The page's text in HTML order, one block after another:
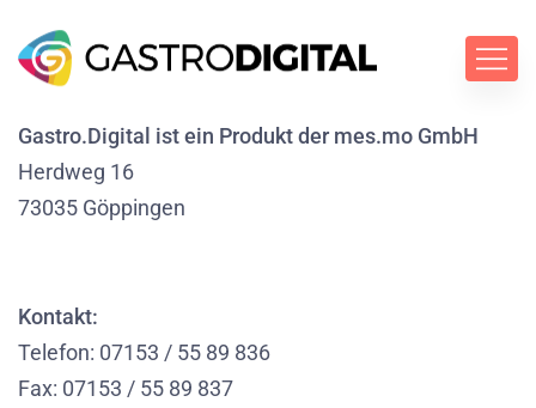
Gastro.Digital ist ein Produkt der mes.mo GmbH
Herdweg 16
73035 Göppingen
Kontakt:
Telefon: 07153 / 55 89 836
Fax: 07153 / 55 89 837